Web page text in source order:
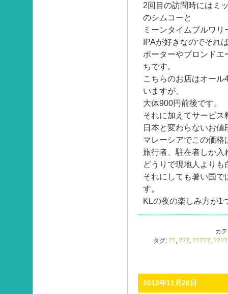
2回目の訪問時にはミ
のシムコーと
ミーンタイムブルワ
IPAが好きなのでそれ
ポーターやブロンド
ちです。
こちらのお店はオー
いますが、
大体900円前後です。
それに加えてサービ
日本と変わらないお値
マレーシアでこの価
旅行者、駐在者しか入
どうりで現地人より
それにしても暑い国
す。
KLの夜の楽しみ方が1
カ
タグ: ??, ???, ?????,
2012年11月26日